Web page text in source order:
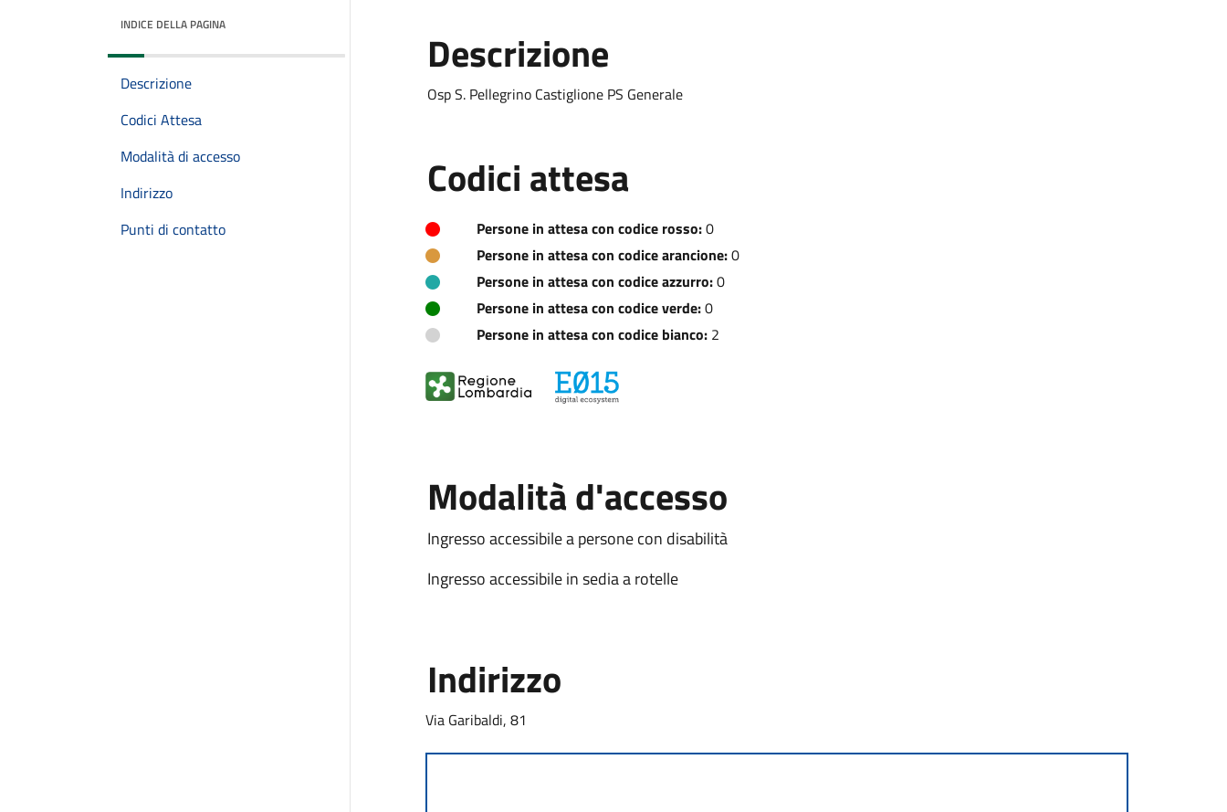
INDICE DELLA PAGINA
Descrizione
Codici Attesa
Modalità di accesso
Indirizzo
Punti di contatto
Descrizione
Osp S. Pellegrino Castiglione PS Generale
Codici attesa
Persone in attesa con codice rosso:0
Persone in attesa con codice arancione:0
Persone in attesa con codice azzurro:0
Persone in attesa con codice verde:0
Persone in attesa con codice bianco:2
Modalità d'accesso
Ingresso accessibile a persone con disabilità
Ingresso accessibile in sedia a rotelle
Indirizzo
Via Garibaldi, 81